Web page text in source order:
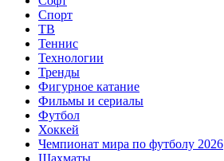
Спорт
ТВ
Теннис
Технологии
Тренды
Фигурное катание
Фильмы и сериалы
Футбол
Хоккей
Чемпионат мира по футболу 2026
Шахматы